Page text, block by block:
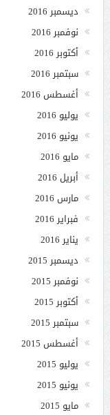
ديسمبر 2016
نوفمبر 2016
أكتوبر 2016
سبتمبر 2016
أغسطس 2016
يوليو 2016
يونيو 2016
مايو 2016
أبريل 2016
مارس 2016
فبراير 2016
يناير 2016
ديسمبر 2015
نوفمبر 2015
أكتوبر 2015
سبتمبر 2015
أغسطس 2015
يوليو 2015
يونيو 2015
مايو 2015